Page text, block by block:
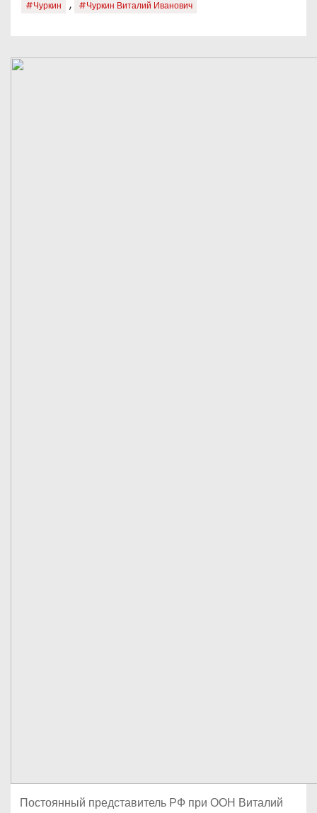
#Чуркин , #Чуркин Виталий Иванович
Постоянный представитель РФ при ООН Виталий